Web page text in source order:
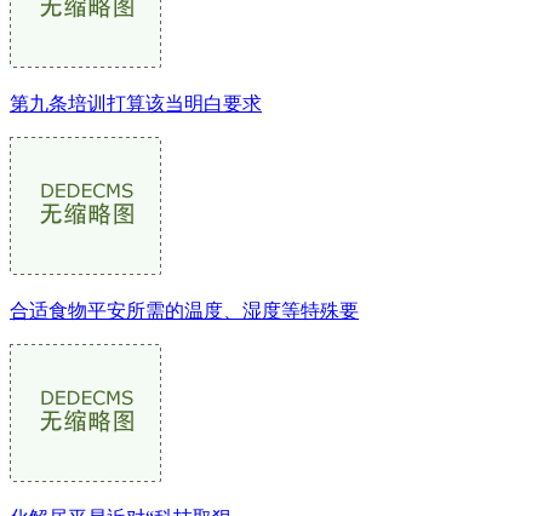
第九条培训打算该当明白要求
合适食物平安所需的温度、湿度等特殊要